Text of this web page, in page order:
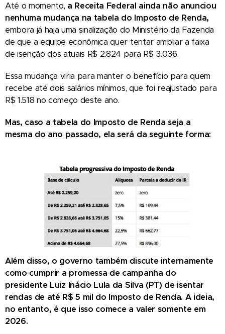
Até o momento, a Receita Federal ainda não anunciou
nenhuma mudança na tabela do Imposto de Renda,
embora já haja uma sinalização do Ministério da Fazenda
de que a equipe econômica quer tentar ampliar a faixa
de isenção dos atuais R$ 2.824 para R$ 3.036.
Essa mudança viria para manter o benefício para quem
recebe até dois salários mínimos, que foi reajustado para
R$ 1.518 no começo deste ano.
Mas, caso a tabela do Imposto de Renda seja a
mesma do ano passado, ela será da seguinte forma:
Além disso, o governo também discute internamente
como cumprir a promessa de campanha do
presidente Luiz Inácio Lula da Silva (PT) de isentar
rendas de até R$ 5 mil do Imposto de Renda. A ideia,
no entanto, é que isso comece a valer somente em
2026.